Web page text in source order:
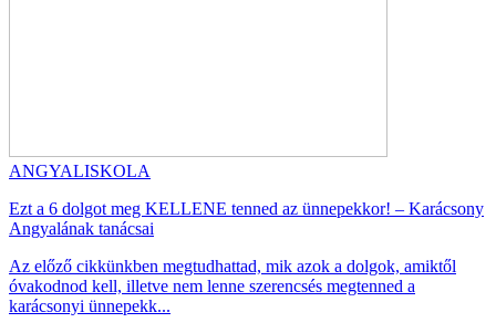
ANGYALISKOLA
Ezt a 6 dolgot meg KELLENE tenned az ünnepekkor! – Karácsony
Angyalának tanácsai
Az előző cikkünkben megtudhattad, mik azok a dolgok, amiktől
óvakodnod kell, illetve nem lenne szerencsés megtenned a
karácsonyi ünnepekk...